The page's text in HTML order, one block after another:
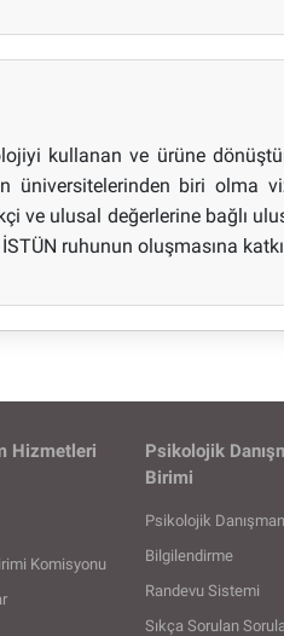
kullanan ve ürüne
üniversitelerinden biri olma
ve ulusal değerlerine bağlı
ruhunun oluşmasına
Hizmetleri
Komisyonu
Psikolojik
Birimi
Psikolojik
Bilgilendirme
Randevu Sistemi
Sıkça Sorulan